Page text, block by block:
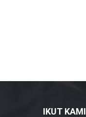
IKUT KAMI